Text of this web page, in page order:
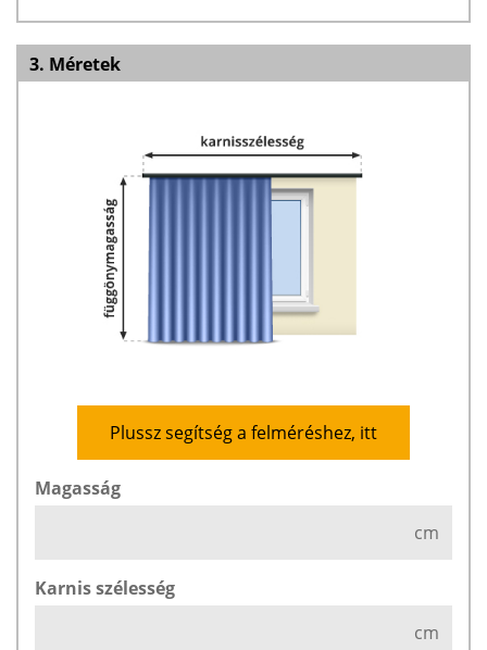
3. Méretek
Plussz segítség a felméréshez, itt
Magasság
cm
Karnis szélesség
cm